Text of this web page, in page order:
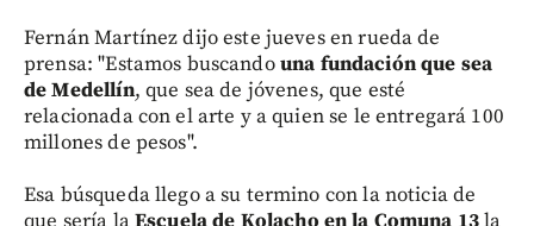
Fernán Martínez dijo este jueves en rueda de
prensa: "Estamos buscandouna fundación que sea
de Medellín, que sea de jóvenes, que esté
relacionada con el arte y a quien se le entregará 100
millones de pesos".
Esa búsqueda llego a su termino con la noticia de
que sería laEscuela de Kolacho en la Comuna 13la